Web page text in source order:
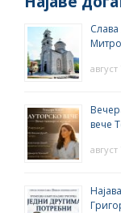
август
вече
август